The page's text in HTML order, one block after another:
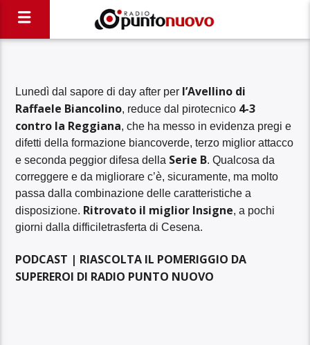
Lunedì dal sapore di day after per l’Avellino di
Raffaele Biancolino, reduce dal pirotecnico 4-3
contro la Reggiana, che ha messo in evidenza pregi e
difetti della formazione biancoverde, terzo miglior attacco
e seconda peggior difesa della Serie B. Qualcosa da
correggere e da migliorare c’è, sicuramente, ma molto
passa dalla combinazione delle caratteristiche a
disposizione. Ritrovato il miglior Insigne, a pochi
giorni dalla difficiletrasferta di Cesena.
PODCAST | RIASCOLTA IL POMERIGGIO DA
SUPEREROI DI RADIO PUNTO NUOVO